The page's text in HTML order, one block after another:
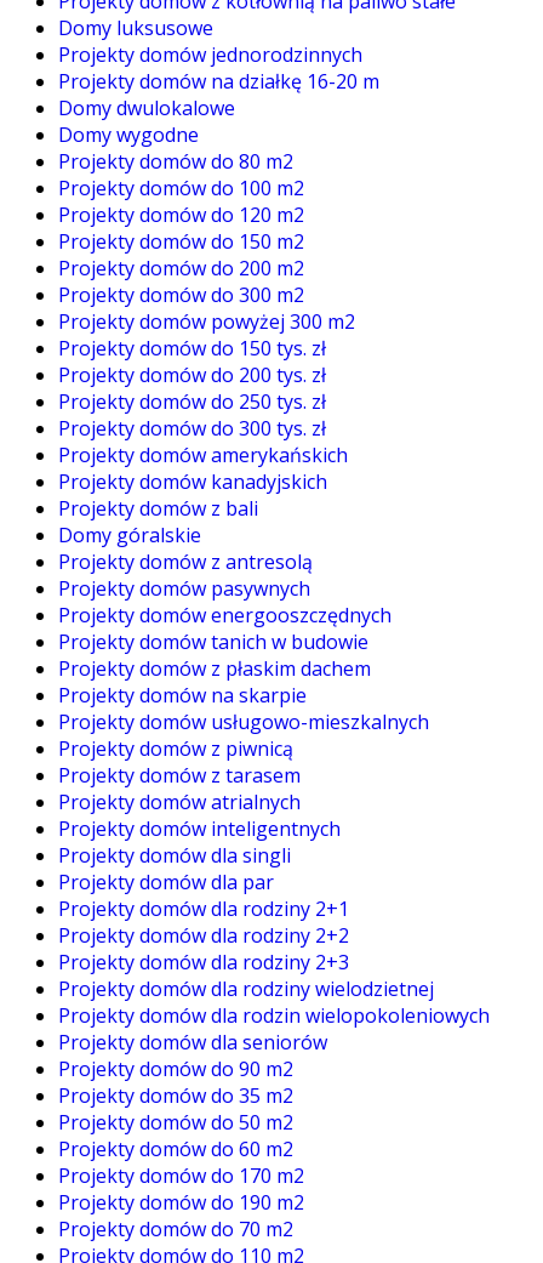
Domy luksusowe
Projekty domów jednorodzinnych
Projekty domów na działkę 16-20 m
Domy dwulokalowe
Domy wygodne
Projekty domów do 80 m2
Projekty domów do 100 m2
Projekty domów do 120 m2
Projekty domów do 150 m2
Projekty domów do 200 m2
Projekty domów do 300 m2
Projekty domów powyżej 300 m2
Projekty domów do 150 tys. zł
Projekty domów do 200 tys. zł
Projekty domów do 250 tys. zł
Projekty domów do 300 tys. zł
Projekty domów amerykańskich
Projekty domów kanadyjskich
Projekty domów z bali
Domy góralskie
Projekty domów z antresolą
Projekty domów pasywnych
Projekty domów energooszczędnych
Projekty domów tanich w budowie
Projekty domów z płaskim dachem
Projekty domów na skarpie
Projekty domów usługowo-mieszkalnych
Projekty domów z piwnicą
Projekty domów z tarasem
Projekty domów atrialnych
Projekty domów inteligentnych
Projekty domów dla singli
Projekty domów dla par
Projekty domów dla rodziny 2+1
Projekty domów dla rodziny 2+2
Projekty domów dla rodziny 2+3
Projekty domów dla rodziny wielodzietnej
Projekty domów dla rodzin wielopokoleniowych
Projekty domów dla seniorów
Projekty domów do 90 m2
Projekty domów do 35 m2
Projekty domów do 50 m2
Projekty domów do 60 m2
Projekty domów do 170 m2
Projekty domów do 190 m2
Projekty domów do 70 m2
Projekty domów do 110 m2